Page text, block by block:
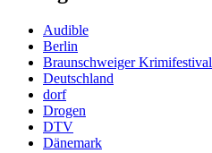
Audible
Berlin
Braunschweiger Krimifestival
Deutschland
dorf
Drogen
DTV
Dänemark